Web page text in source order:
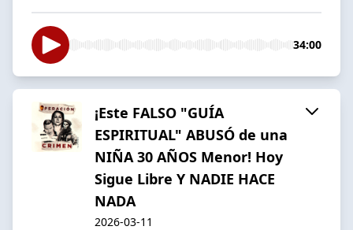
34:00
¡Este FALSO "GUÍA
ESPIRITUAL" ABUSÓ de una
NIÑA 30 AÑOS Menor! Hoy
Sigue Libre Y NADIE HACE
NADA
2026-03-11